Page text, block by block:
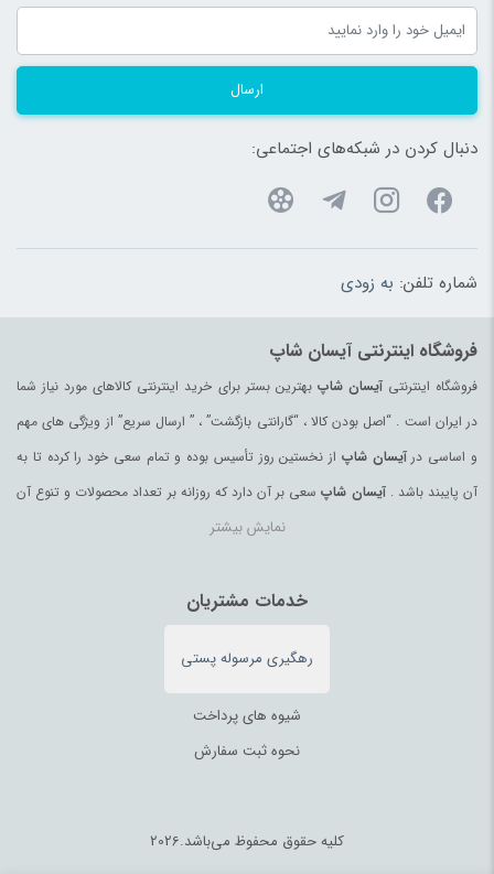
ارسال
دنبال کردن در شبکه‌های اجتماعی:
شماره تلفن: به زودی
فروشگاه اینترنتی آیسان شاپ
فروشگاه اینترنتیآیسان شاپبهترین بستر برای خرید اینترنتی کالاهای مورد نیاز شما
در ایران است . “اصل بودن کالا ، “گارانتی بازگشت” ، ” ارسال سریع” از ویژگی های مهم
و اساسی درآیسان شاپ از نخستین روز تأسیس بوده و تمام سعی خود را کرده تا به
آن پایبند باشد .آیسان شاپ سعی بر آن دارد که روزانه بر تعداد محصولات و تنوع آن
بیفزاید تا بتواند نیاز همه ی افراد با هر نوع سلیقه را در خرید محصولات اینترنتی مرتفع
آیسان شاپحسب مورد دارای مجوز های لازم از مراجع
مربوطه می باشند و فعالیتهای این سایت تابع قوانین و مقررات جمهوری اسلامی ایران
نمایش بیشتر
خدمات مشتریان
رهگیری مرسوله پستی
شیوه های پرداخت
نحوه ثبت سفارش
کلیه حقوق محفوظ می‌باشد.2026